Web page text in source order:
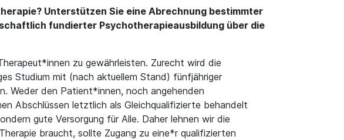
Unterstützen Sie eine Abrechnung bestimmter
fundierter Psychotherapieausbildung über die
zu gewährleisten. Zurecht wird die
Studium mit (nach aktuellem Stand) fünfjähriger
Weder den Patient*innen, noch angehenden
Abschlüssen letztlich als Gleichqualifizierte behandelt
gute Versorgung für Alle. Daher lehnen wir die
braucht, sollte Zugang zu eine*r qualifizierten